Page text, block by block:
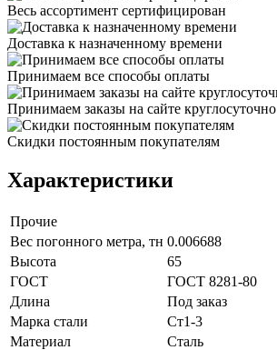
Весь ассортимент сертифицирован
Доставка к назначенному времени
Принимаем все способы оплаты
Принимаем заказы на сайте круглосуточно
Скидки постоянным покупателям
Характеристики
Прочие
Вес погонного метра, тн 0.006688
Высота
65
ГОСТ
ГОСТ 8281-80
Длина
Под заказ
Марка стали
Ст1-3
Материал
Сталь